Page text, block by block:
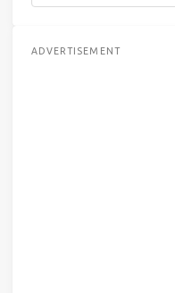
ADVERTISEMENT